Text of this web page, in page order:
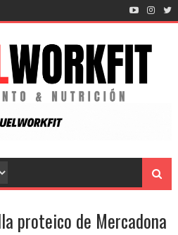
proteico de Mercadona